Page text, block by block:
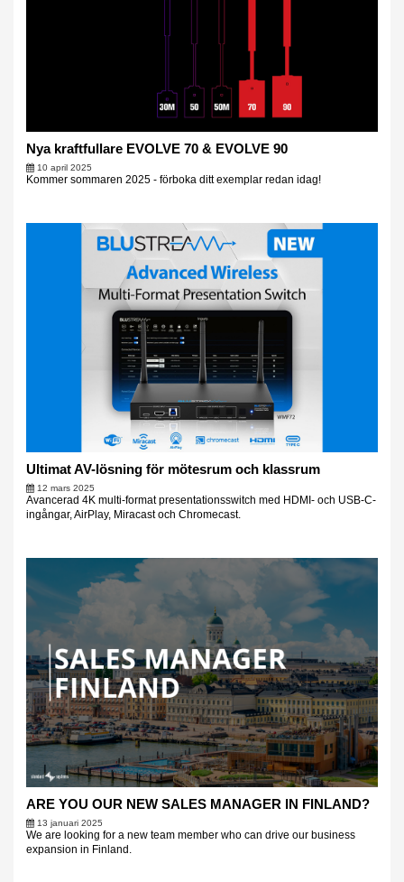
Nya kraftfullare EVOLVE 70 & EVOLVE 90
10 april 2025
Kommer sommaren 2025 - förboka ditt exemplar redan idag!
Ultimat AV-lösning för mötesrum och klassrum
12 mars 2025
Avancerad 4K multi-format presentationsswitch med HDMI- och USB-C-
ingångar, AirPlay, Miracast och Chromecast.
ARE YOU OUR NEW SALES MANAGER IN FINLAND?
13 januari 2025
We are looking for a new team member who can drive our business
expansion in Finland.